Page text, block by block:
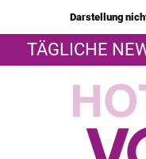
Darstellung
TÄGLICHE